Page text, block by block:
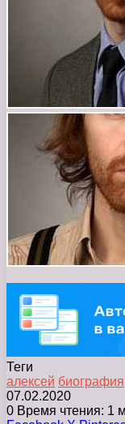
Теги
алексей биография
07.02.2020
0 Время чтения: 1